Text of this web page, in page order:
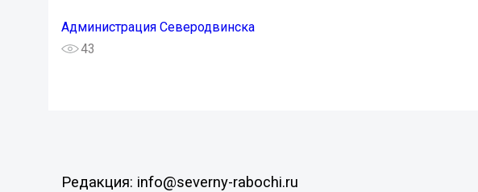
Администрация Северодвинска
43
Редакция: info@severny-rabochi.ru